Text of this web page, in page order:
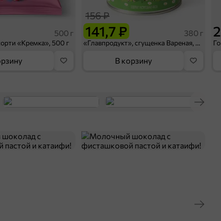
500 г
«Кремка», 500 г
156 ₽
141,7 ₽ 380 г
«Главпродукт», сгущенка Вареная, 380 г
В корзину